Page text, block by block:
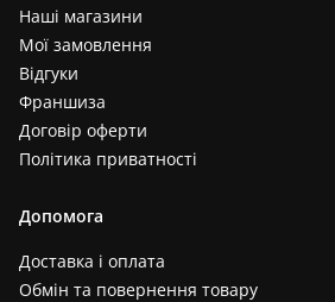
Наші магазини
Мої замовлення
Відгуки
Франшиза
Договір оферти
Політика приватності
Допомога
Доставка і оплата
Обмін та повернення товару